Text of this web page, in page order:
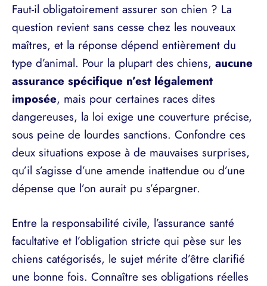
Faut-il obligatoirement assurer son chien ? La
question revient sans cesse chez les nouveaux
maîtres, et la réponse dépend entièrement du
type d’animal. Pour la plupart des chiens, aucune
assurance spécifique n’est légalement
imposée, mais pour certaines races dites
dangereuses, la loi exige une couverture précise,
sous peine de lourdes sanctions. Confondre ces
deux situations expose à de mauvaises surprises,
qu’il s’agisse d’une amende inattendue ou d’une
dépense que l’on aurait pu s’épargner.
Entre la responsabilité civile, l’assurance santé
facultative et l’obligation stricte qui pèse sur les
chiens catégorisés, le sujet mérite d’être clarifié
une bonne fois. Connaître ses obligations réelles